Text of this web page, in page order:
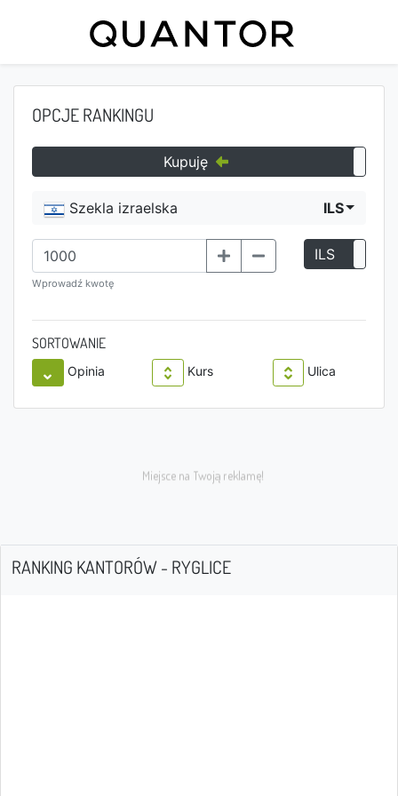
OPCJE RANKINGU
Kupuję
Szekla izraelska ILS
Wprowadź kwotę
ILS
SORTOWANIE
Opinia Kurs Ulica
RANKING KANTORÓW - RYGLICE